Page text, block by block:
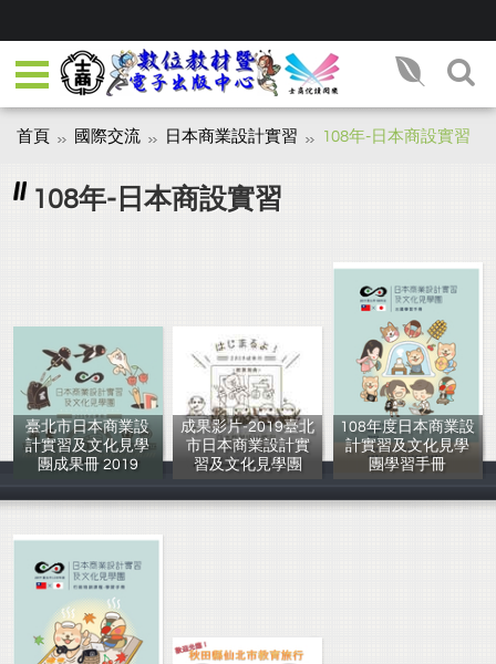
首頁 國際交流 日本商業設計實習 108年-日本商設實習
108年-日本商設實習
臺北市日本商業設
計實習及文化見學
團成果冊 2019
士林高商
成果影片-2019臺北
市日本商業設計實
習及文化見學團
士林高商
108年度日本商業設
計實習及文化見學
團學習手冊
邱玉欽、羅翊瑄